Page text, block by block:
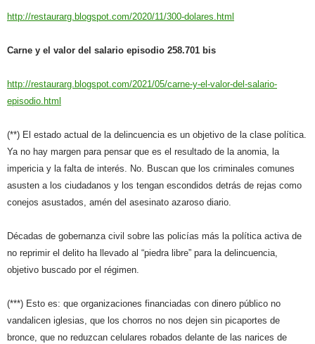
http://restaurarg.blogspot.com/2020/11/300-dolares.html
Carne y el valor del salario episodio 258.701 bis
http://restaurarg.blogspot.com/2021/05/carne-y-el-valor-del-salario-
episodio.html
(**) El estado actual de la delincuencia es un objetivo de la clase política.
Ya no hay margen para pensar que es el resultado de la anomia, la
impericia y la falta de interés. No. Buscan que los criminales comunes
asusten a los ciudadanos y los tengan escondidos detrás de rejas como
conejos asustados, amén del asesinato azaroso diario.
Décadas de gobernanza civil sobre las policías más la política activa de
no reprimir el delito ha llevado al “piedra libre” para la delincuencia,
objetivo buscado por el régimen.
(***) Esto es: que organizaciones financiadas con dinero público no
vandalicen iglesias, que los chorros no nos dejen sin picaportes de
bronce, que no reduzcan celulares robados delante de las narices de